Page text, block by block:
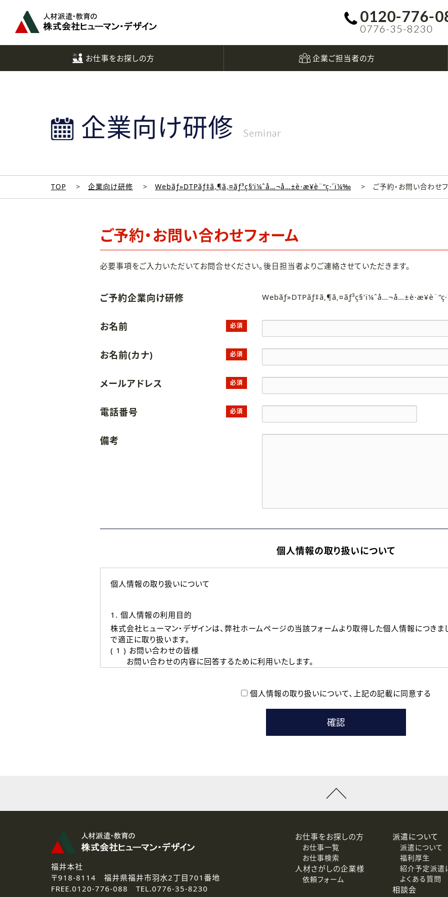
0120-776-
0776-35-8230
お仕事をお探しの方 企業ご担当者の方
企業向け研修 Seminar
TOP 企業向け研修 Webãƒ»DTPãƒ‡ã‚¶ã‚¤ãƒ³ç§‘ï¼ˆå…¬å…±è·æ¥­è¨“ç·´ï¼‰ ご予約・お問い合わせ
ご予約・お問い合わせフォーム
必要事項をご入力いただいてお問合せください。後日担当者よりご連絡させていただきます。
ご予約企業向け研修
お名前 必須
お名前(カナ) 必須
メールアドレス 必須
電話番号 必須
備考
個人情報の取り扱いについて
個人情報の取り扱いについて
1. 個人情報の利用目的
株式会社ヒューマン・デザインは、弊社ホームページの当該フォームより取得した個人情報につき
で適正に取り扱います。
( 1 ) お問い合わせの皆様
お問い合わせの内容に回答するために利用いたします。
本登録に関するご連絡および本登録時の参考情報として利用いたします。
なお、ご連絡手段は、電話・Ｅメールのいずれかの方法といたします。
3.個人情報の取り扱いの委託
弊社の定める個人情報保護の評価基準を満たした委託先に、個人情報を委託する場合があります。
4.個人情報の開示等について
ご提供いただいた個人情報の開示等（利用目的の通知、開示、訂正、追加または削除、利用の停止、
個人情報の取り扱いについて、 上記の記載に同意する
へ
福井本社
〒918-8114 福井県福井市羽水2丁目701番地
FREE.0120-776-088 TEL.0776-35-8230
お仕事をお探しの方
お仕事一覧
お仕事検索
人材さがしの企業様
依頼フォーム
派遣について
派遣について
福利厚生
紹介予定派遣
よくある質問
相談会